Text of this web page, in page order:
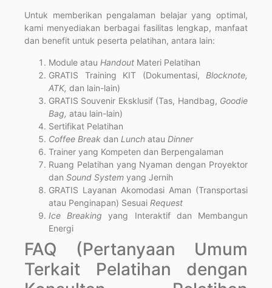
Untuk memberikan pengalaman belajar yang optimal,
kami menyediakan berbagai fasilitas lengkap, manfaat
dan benefit untuk peserta pelatihan, antara lain:
Module atau Handout Materi Pelatihan
GRATIS Training KIT (Dokumentasi, Blocknote,
ATK, dan lain-lain)
GRATIS Souvenir Eksklusif (Tas, Handbag, Goodie
Bag, atau lain-lain)
Sertifikat Pelatihan
Coffee Break dan Lunch atau Dinner
Trainer yang Kompeten dan Berpengalaman
Ruang Pelatihan yang Nyaman dengan Proyektor
dan Sound System yang Jernih
GRATIS Layanan Akomodasi Aman (Transportasi
atau Penginapan) Sesuai Request
Ice Breaking yang Interaktif dan Membangun
Energi
FAQ (Pertanyaan Umum
Terkait Pelatihan dengan